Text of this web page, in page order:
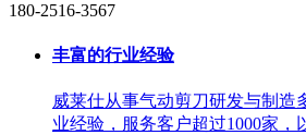
180-2516-3567
丰富的行业经验
威莱仕从事气动剪刀研发与制造
业经验，服务客户超过1000家，